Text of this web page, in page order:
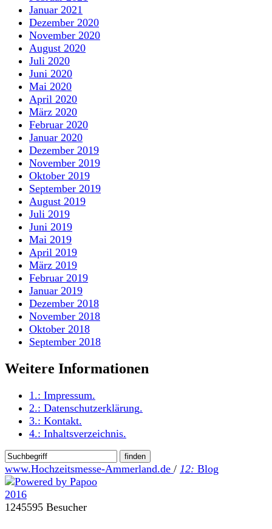
Januar 2021
Dezember 2020
November 2020
August 2020
Juli 2020
Juni 2020
Mai 2020
April 2020
März 2020
Februar 2020
Januar 2020
Dezember 2019
November 2019
Oktober 2019
September 2019
August 2019
Juli 2019
Juni 2019
Mai 2019
April 2019
März 2019
Februar 2019
Januar 2019
Dezember 2018
November 2018
Oktober 2018
September 2018
Weitere Informationen
1.: Impressum.
2.: Datenschutzerklärung.
3.: Kontakt.
4.: Inhaltsverzeichnis.
www.Hochzeitsmesse-Ammerland.de / 12: Blog
1245595 Besucher